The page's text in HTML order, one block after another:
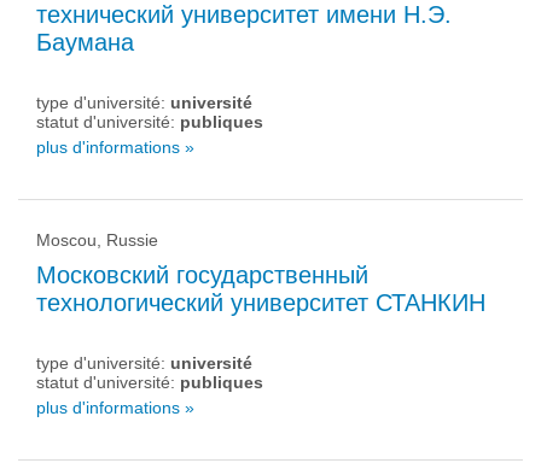
технический университет имени Н.Э.
Баумана
type d'université: université
statut d'université: publiques
plus d'informations »
Moscou, Russie
Московский государственный
технологический университет СТАНКИН
type d'université: université
statut d'université: publiques
plus d'informations »